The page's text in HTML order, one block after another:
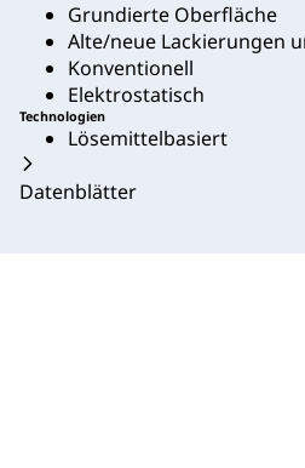
Grundierte Oberfläche
Alte/neue Lackierungen
Konventionell
Elektrostatisch
Technologien
Lösemittelbasiert
Datenblätter